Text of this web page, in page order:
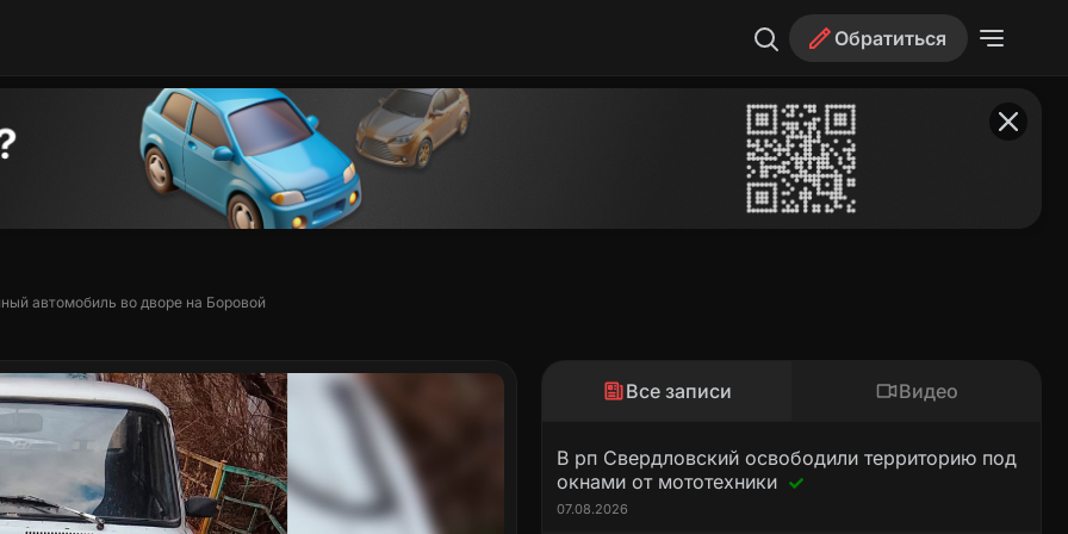
Обратиться
автомобиль во дворе на Боровой
Все записи Видео
В рп Свердловский освободили территорию под
окнами от мототехники
07.08.2026